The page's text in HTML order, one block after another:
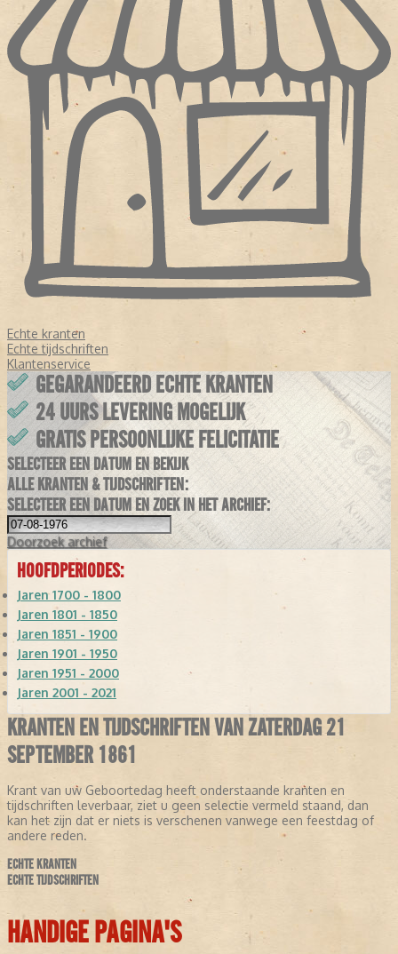
Echte kranten
Echte tijdschriften
Klantenservice
GEGARANDEERD ECHTE KRANTEN
24 UURS LEVERING MOGELIJK
GRATIS PERSOONLIJKE FELICITATIE
SELECTEER EEN DATUM EN BEKIJK
ALLE KRANTEN & TIJDSCHRIFTEN:
SELECTEER EEN DATUM EN ZOEK IN HET ARCHIEF:
Doorzoek archief
HOOFDPERIODES:
Jaren 1700 - 1800
Jaren 1801 - 1850
Jaren 1851 - 1900
Jaren 1901 - 1950
Jaren 1951 - 2000
Jaren 2001 - 2021
KRANTEN EN TIJDSCHRIFTEN VAN ZATERDAG 21
SEPTEMBER 1861
Krant van uw Geboortedag heeft onderstaande kranten en
tijdschriften leverbaar, ziet u geen selectie vermeld staand, dan
kan het zijn dat er niets is verschenen vanwege een feestdag of
andere reden.
ECHTE KRANTEN
ECHTE TIJDSCHRIFTEN
HANDIGE PAGINA'S